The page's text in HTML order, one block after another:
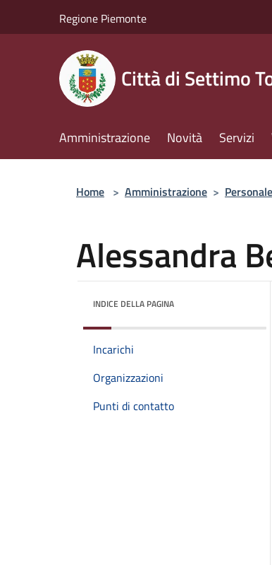
Regione Piemonte
Città di Settimo
Amministrazione Novità Servizi
Home > Amministrazione >
Alessandra
INDICE DELLA PAGINA
Incarichi
Organizzazioni
Punti di contatto